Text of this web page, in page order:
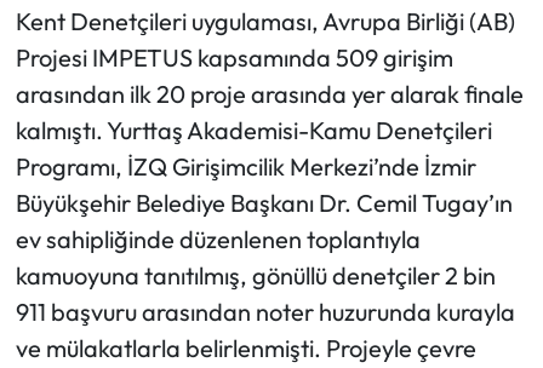
Kent Denetçileri uygulaması, Avrupa Birliği (AB)
Projesi IMPETUS kapsamında 509 girişim
arasından ilk 20 proje arasında yer alarak finale
kalmıştı. Yurttaş Akademisi-Kamu Denetçileri
Programı, İZQ Girişimcilik Merkezi’nde İzmir
Büyükşehir Belediye Başkanı Dr. Cemil Tugay’ın
ev sahipliğinde düzenlenen toplantıyla
kamuoyuna tanıtılmış, gönüllü denetçiler 2 bin
911 başvuru arasından noter huzurunda kurayla
ve mülakatlarla belirlenmişti. Projeyle çevre